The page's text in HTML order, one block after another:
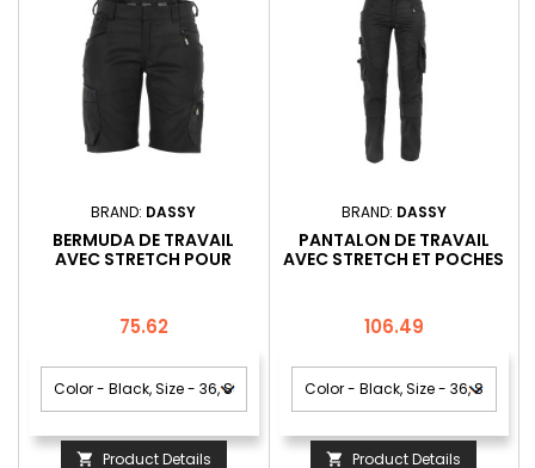
BRAND: DASSY
BERMUDA DE TRAVAIL
AVEC STRETCH POUR
Price
75.62
 Product Details
BRAND: DASSY
PANTALON DE TRAVAIL
AVEC STRETCH ET POCHES
Price
106.49
 Product Details